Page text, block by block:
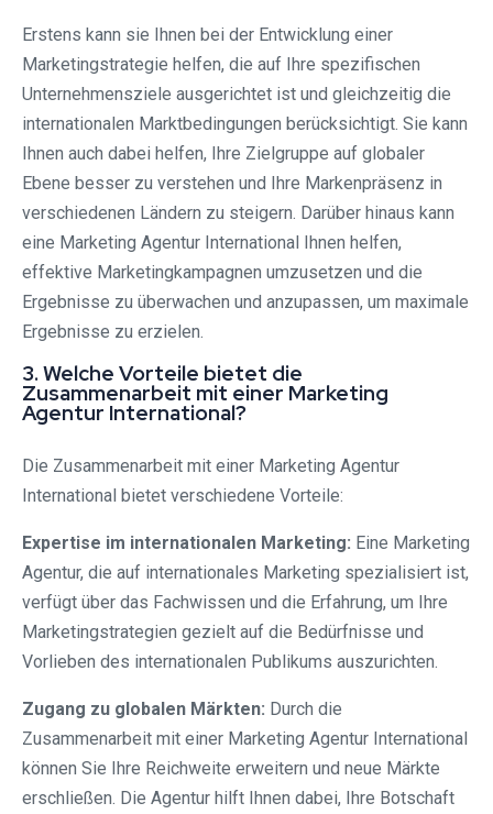
Erstens kann sie Ihnen bei der Entwicklung einer
Marketingstrategie helfen, die auf Ihre spezifischen
Unternehmensziele ausgerichtet ist und gleichzeitig die
internationalen Marktbedingungen berücksichtigt. Sie kann
Ihnen auch dabei helfen, Ihre Zielgruppe auf globaler
Ebene besser zu verstehen und Ihre Markenpräsenz in
verschiedenen Ländern zu steigern. Darüber hinaus kann
eine Marketing Agentur International Ihnen helfen,
effektive Marketingkampagnen umzusetzen und die
Ergebnisse zu überwachen und anzupassen, um maximale
Ergebnisse zu erzielen.
3. Welche Vorteile bietet die
Zusammenarbeit mit einer Marketing
Agentur International?
Die Zusammenarbeit mit einer Marketing Agentur
International bietet verschiedene Vorteile:
Expertise im internationalen Marketing: Eine Marketing
Agentur, die auf internationales Marketing spezialisiert ist,
verfügt über das Fachwissen und die Erfahrung, um Ihre
Marketingstrategien gezielt auf die Bedürfnisse und
Vorlieben des internationalen Publikums auszurichten.
Zugang zu globalen Märkten: Durch die
Zusammenarbeit mit einer Marketing Agentur International
können Sie Ihre Reichweite erweitern und neue Märkte
erschließen. Die Agentur hilft Ihnen dabei, Ihre Botschaft